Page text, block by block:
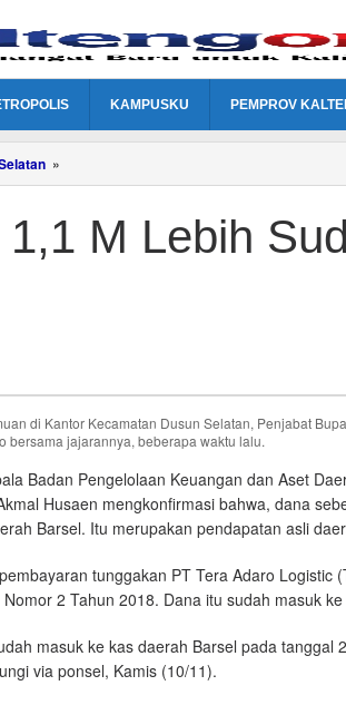
KAMPUSKU PEMPROV
»
Rp
M
M Lebih
di Kantor Kecamatan Dusun Selatan, Penjabat
bersama jajarannya, beberapa waktu lalu.
Badan Pengelolaan Keuangan dan Aset
Husaen mengkonfirmasi bahwa, dana
Barsel. Itu merupakan pendapatan asli
tunggakan PT Tera Adaro Logistic
2 Tahun 2018. Dana itu sudah masuk
masuk ke kas daerah Barsel pada tanggal
via ponsel, Kamis (10/11).